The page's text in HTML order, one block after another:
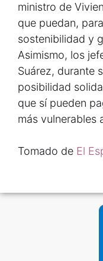
ministro de
que puedan,
sostenibilidad y
Asimismo, los
Suárez, durante
posibilidad
que sí pueden
más vulnerables
Tomado de El